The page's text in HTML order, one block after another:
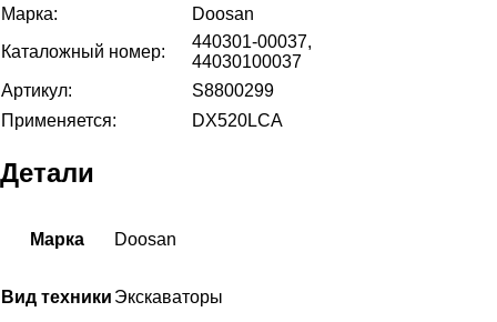
Марка:
Doosan
Каталожный номер:
440301-00037,
44030100037
Артикул:
S8800299
Применяется:
DX520LCA
Детали
Марка Doosan
Вид техники Экскаваторы